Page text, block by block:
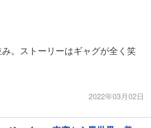
。ストーリーはギャグが全く笑
2022年03月02日